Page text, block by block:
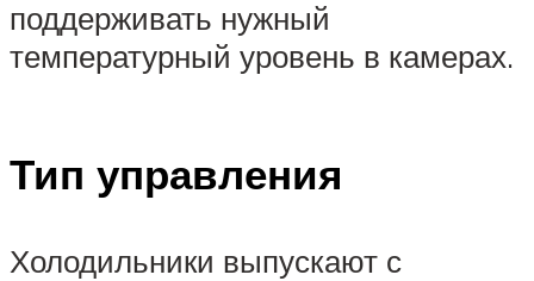
поддерживать нужный
температурный уровень в камерах.
Тип управления
Холодильники выпускают с